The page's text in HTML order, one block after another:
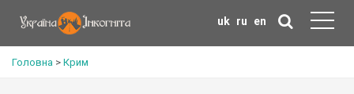
uk ru en
Головна > Крим